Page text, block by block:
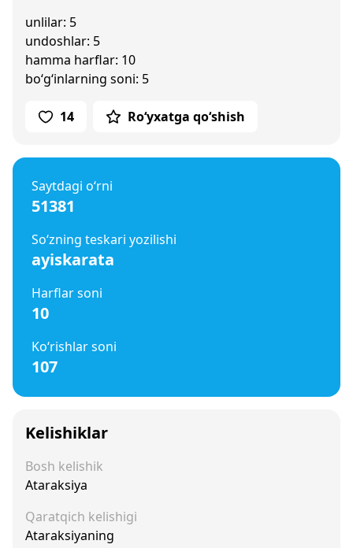
unlilar: 5
undoshlar: 5
hamma harflar: 10
bo‘g‘inlarning soni: 5
14 Ro‘yxatga qo‘shish
Saytdagi o‘rni
51381
So‘zning teskari yozilishi
ayiskarata
Harflar soni
10
Ko‘rishlar soni
107
Kelishiklar
Bosh kelishik
Ataraksiya
Qaratqich kelishigi
Ataraksiyaning